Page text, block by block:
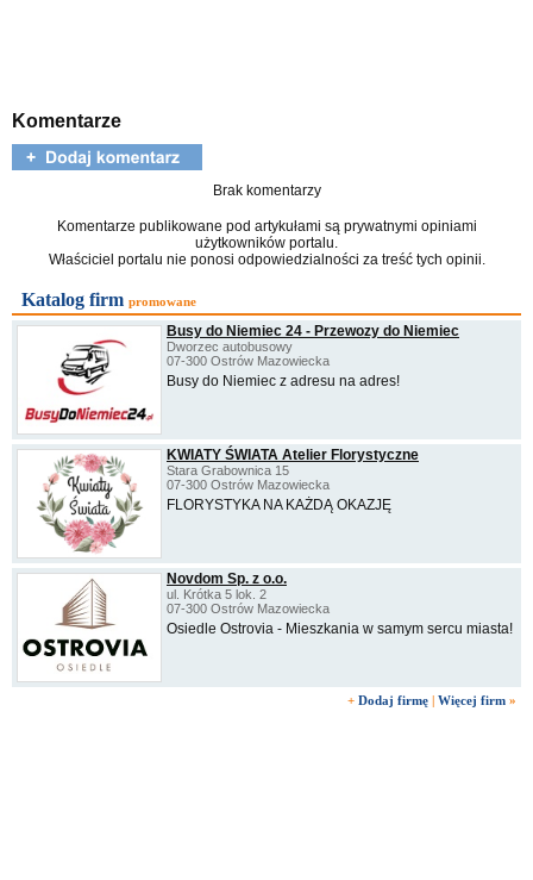
Komentarze
Brak komentarzy
Komentarze publikowane pod artykułami są prywatnymi opiniami
użytkowników portalu.
Właściciel portalu nie ponosi odpowiedzialności za treść tych opinii.
Katalog firm promowane
Busy do Niemiec 24 - Przewozy do Niemiec
Dworzec autobusowy
07-300 Ostrów Mazowiecka
Busy do Niemiec z adresu na adres!
KWIATY ŚWIATA Atelier Florystyczne
Stara Grabownica 15
07-300 Ostrów Mazowiecka
FLORYSTYKA NA KAŻDĄ OKAZJĘ
Novdom Sp. z o.o.
ul. Krótka 5 lok. 2
07-300 Ostrów Mazowiecka
Osiedle Ostrovia - Mieszkania w samym sercu miasta!
+ Dodaj firmę | Więcej firm »